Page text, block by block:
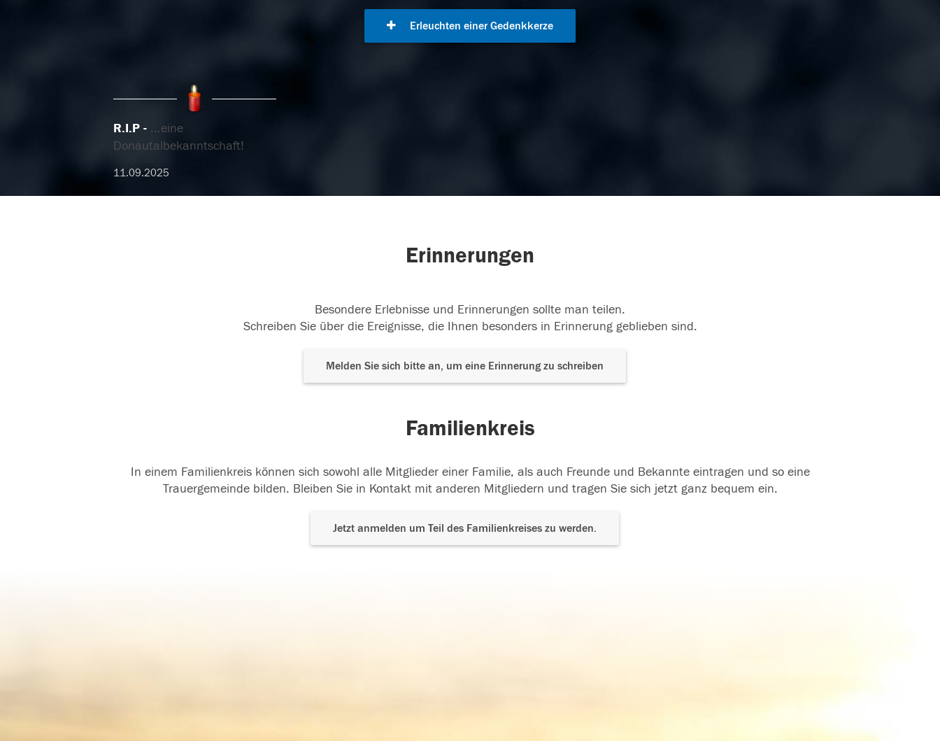
Erleuchten einer Gedenkkerze
R.I.P
...eine
Donautalbekanntschaft!
11.09.2025
Erinnerungen
Besondere Erlebnisse und Erinnerungen sollte man teilen.
Schreiben Sie über die Ereignisse, die Ihnen besonders in Erinnerung geblieben sind.
Melden Sie sich bitte an, um eine Erinnerung zu schreiben
Familienkreis
In einem Familienkreis können sich sowohl alle Mitglieder einer Familie, als auch Freunde und Bekannte eintragen und so eine
Trauergemeinde bilden. Bleiben Sie in Kontakt mit anderen Mitgliedern und tragen Sie sich jetzt ganz bequem ein.
Jetzt anmelden um Teil des Familienkreises zu werden.